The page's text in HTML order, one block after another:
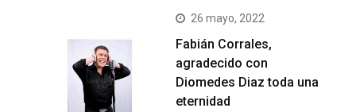
26 mayo, 2022
Fabián Corrales,
agradecido con
Diomedes Diaz toda una
eternidad